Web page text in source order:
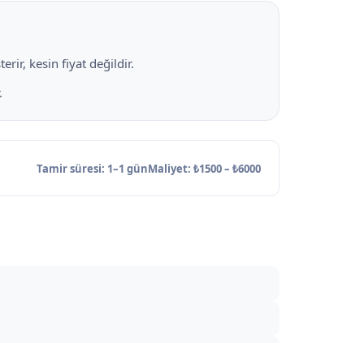
kesin fiyat değildir.
Tamir süresi: 1–1 günMaliyet: ₺1500 – ₺6000